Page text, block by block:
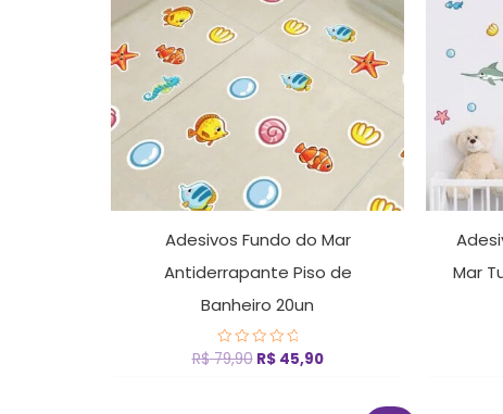
Adesivos Fundo do Mar
Antiderrapante Piso de
Banheiro 20un
Avaliação
R$79,90 R$45,90
Mar